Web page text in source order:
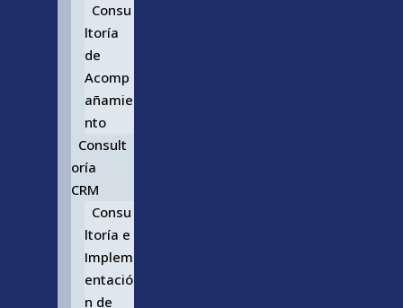
Consu
ltoría
de
Acomp
añamie
nto
Consult
oría
CRM
Consu
ltoría e
Implem
entació
n de